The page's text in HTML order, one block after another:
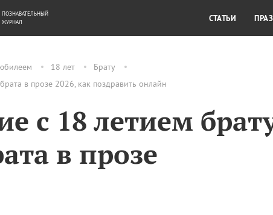
18 лет
Брату
в прозе 2026, как поздравить онлайн
с 18 летием
в прозе
ДЕНЬГИ
ПОЗНАВАТЕЛЬНЫЙ
ЖУРНАЛ
СТАТЬИ